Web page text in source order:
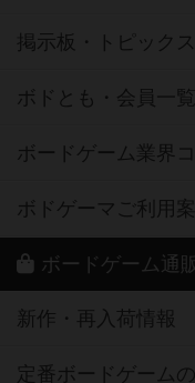
掲示板・トピックス
ボドとも・会員一覧
ボードゲーム業界
ボドゲーマご利用
ボードゲーム通
新作・再入荷情報
定番ボードゲーム